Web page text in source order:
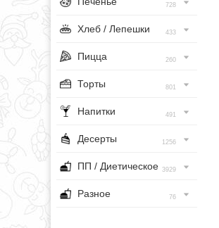
728
Хлеб / Лепешки 433
Пицца 260
Торты 801
Напитки 491
Десерты 1256
ПП / Диетическое 3929
Разное 76